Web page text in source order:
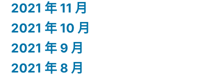
2021 年 11 月
2021 年 10 月
2021 年 9 月
2021 年 8 月